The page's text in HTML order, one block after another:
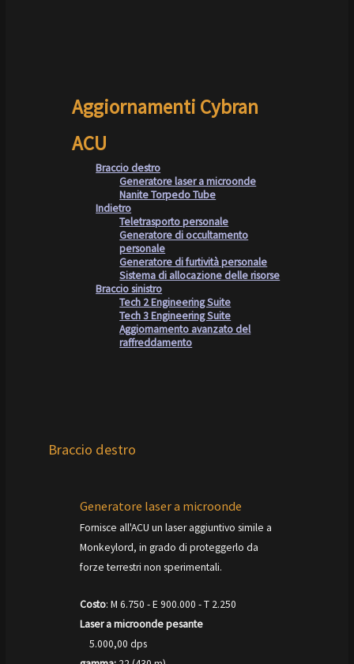
Aggiornamenti Cybran
ACU
Braccio destro
Generatore laser a microonde
Nanite Torpedo Tube
Indietro
Teletrasporto personale
Generatore di occultamento
personale
Generatore di furtività personale
Sistema di allocazione delle risorse
Braccio sinistro
Tech 2 Engineering Suite
Tech 3 Engineering Suite
Aggiornamento avanzato del
raffreddamento
Braccio destro
Generatore laser a microonde
Fornisce all'ACU un laser aggiuntivo simile a
Monkeylord, in grado di proteggerlo da
forze terrestri non sperimentali.
Costo: M 6.750 - E 900.000 - T 2.250
Laser a microonde pesante
5.000,00 dps